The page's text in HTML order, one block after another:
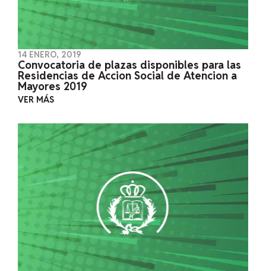
14 ENERO, 2019
Convocatoria de plazas disponibles para las
Residencias de Accion Social de Atencion a
Mayores 2019
VER MÁS